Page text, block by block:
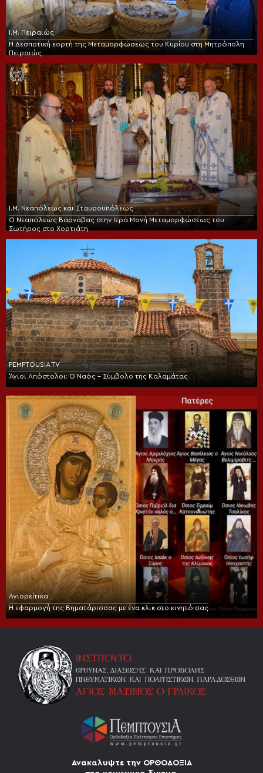
Ι.Μ. Πειραιώς
Η Δεσποτική εορτή της Μεταμορφώσεως του Κυρίου στη Μητρόπολη
Πειραιώς
Ι.Μ. Νεαπόλεως και Σταυρουπόλεως
Ο Νεαπόλεως Βαρνάβας στην Ιερά Μονή Μεταμορφώσεως του
Σωτήρος στο Χορτιάτη
PEMPTOUSIA TV
Άγιοι Απόστολοι: Ο Ναός – Σύμβολο της Καλαμάτας
Αγιορείτικα
Η εφαρμογή της Βηματάρισσας με ένα κλικ στο κινητό σας
Ανακαλυψτε την ΟΡΘΟΔΟΞΙΑ